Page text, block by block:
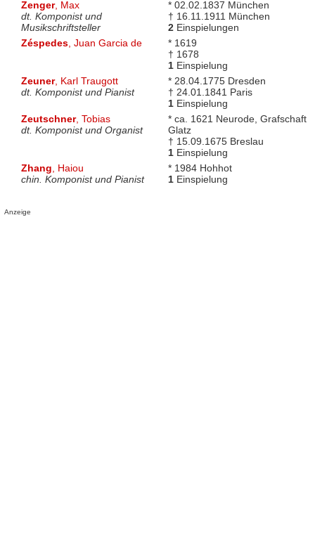
Zenger, Max
dt. Komponist und
Musikschriftsteller
* 02.02.1837 München
† 16.11.1911 München
2Einspielungen
Zéspedes, Juan Garcia de
* 1619
† 1678
1Einspielung
Zeuner, Karl Traugott
dt. Komponist und Pianist
* 28.04.1775 Dresden
† 24.01.1841 Paris
1Einspielung
Zeutschner, Tobias
dt. Komponist und Organist
* ca. 1621 Neurode, Grafschaft
Glatz
† 15.09.1675 Breslau
1Einspielung
Zhang , Haiou
chin. Komponist und Pianist
* 1984 Hohhot
1Einspielung
Anzeige